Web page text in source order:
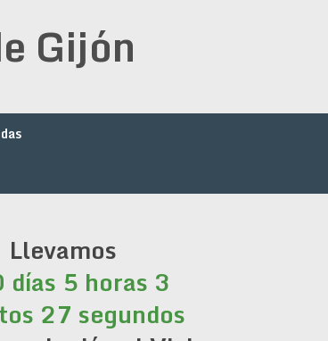
Gijón
Llevamos
días 5 horas 3
27 segundos